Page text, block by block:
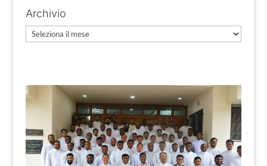
Archivio
Archivio